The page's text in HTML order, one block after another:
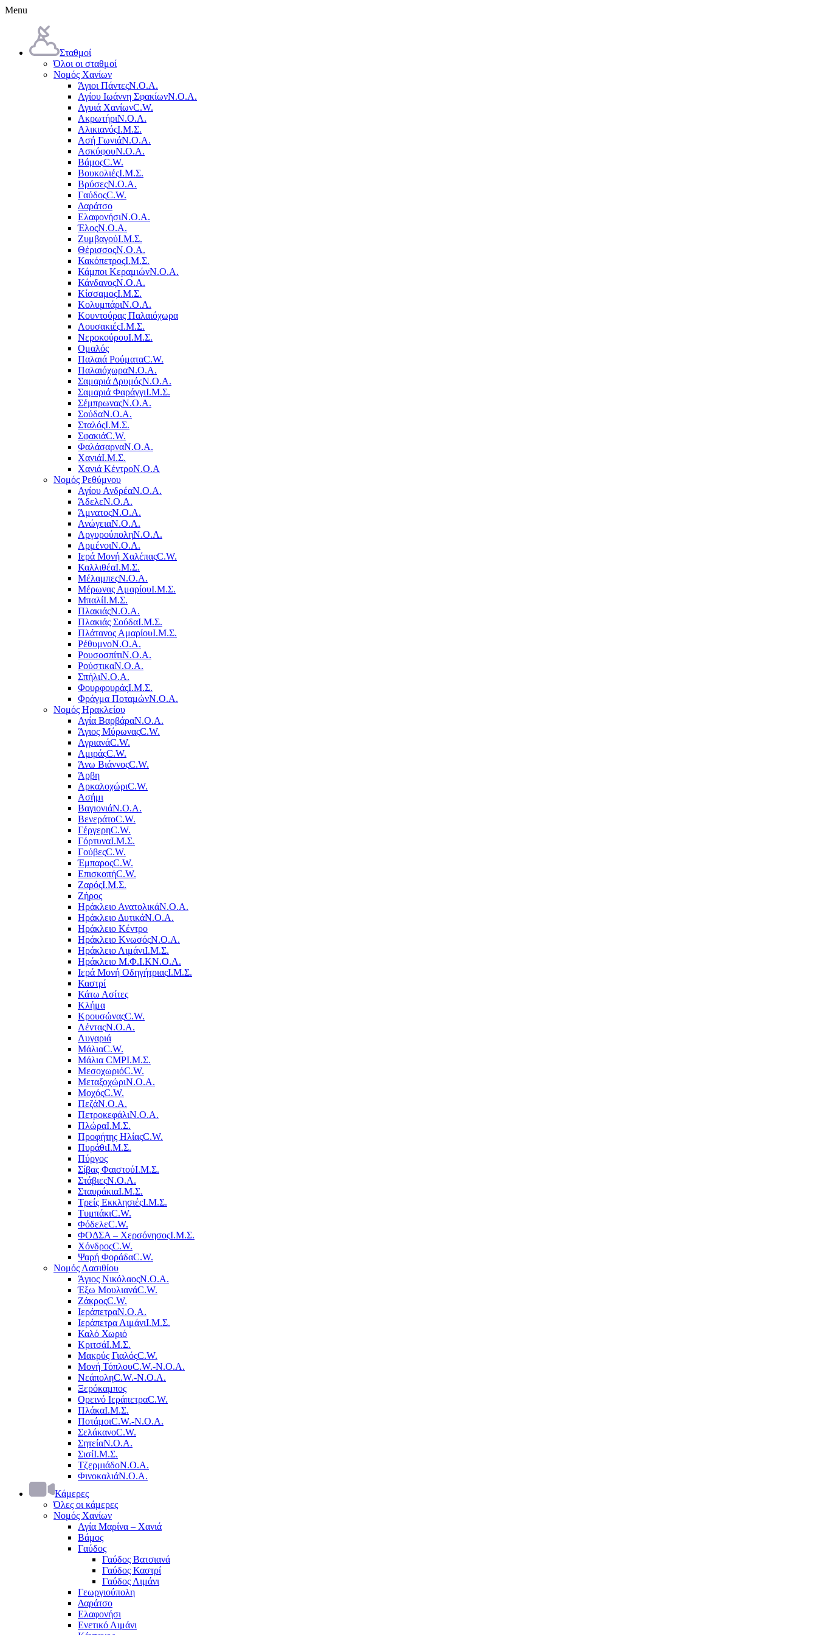
Menu
Σταθμοί
Όλοι οι σταθμοί
Νομός Χανίων
Άγιοι ΠάντεςΝ.Ο.Α.
Αγίου Ιωάννη ΣφακίωνΝ.Ο.Α.
Αγυιά ΧανίωνC.W.
ΑκρωτήριΝ.Ο.Α.
ΑλικιανόςΙ.Μ.Σ.
Ασή ΓωνιάΝ.Ο.Α.
ΑσκύφουΝ.Ο.Α.
ΒάμοςC.W.
ΒουκολιέςΙ.Μ.Σ.
ΒρύσεςΝ.Ο.Α.
ΓαύδοςC.W.
Δαράτσο
ΕλαφονήσιΝ.Ο.Α.
ΈλοςΝ.Ο.Α.
ΖυμβαγούΙ.Μ.Σ.
ΘέρισσοςΝ.Ο.Α.
ΚακόπετροςΙ.Μ.Σ.
Κάμποι ΚεραμιώνΝ.Ο.Α.
ΚάνδανοςΝ.Ο.Α.
ΚίσσαμοςΙ.Μ.Σ.
ΚολυμπάριΝ.Ο.Α.
Κουντούρας Παλαιόχωρα
ΛουσακιέςΙ.Μ.Σ.
ΝεροκούρουΙ.Μ.Σ.
Ομαλός
Παλαιά ΡούματαC.W.
ΠαλαιόχωραΝ.Ο.Α.
Σαμαριά ΔρυμόςΝ.Ο.Α.
Σαμαριά ΦαράγγιΙ.Μ.Σ.
ΣέμπρωναςΝ.Ο.Α.
ΣούδαΝ.Ο.Α.
ΣταλόςΙ.Μ.Σ.
ΣφακιάC.W.
ΦαλάσαρναΝ.Ο.Α.
ΧανιάΙ.Μ.Σ.
Χανιά ΚέντροN.O.A
Νομός Ρεθύμνου
Αγίου ΑνδρέαΝ.Ο.Α.
ΆδελεΝ.Ο.Α.
ΆμνατοςΝ.Ο.Α.
ΑνώγειαΝ.Ο.Α.
ΑργυρούποληΝ.Ο.Α.
ΑρμένοιΝ.Ο.Α.
Ιερά Μονή ΧαλέπαςC.W.
ΚαλλιθέαΙ.Μ.Σ.
ΜέλαμπεςΝ.Ο.Α.
Μέρωνας ΑμαρίουΙ.Μ.Σ.
ΜπαλίΙ.Μ.Σ.
ΠλακιάςΝ.Ο.Α.
Πλακιάς ΣούδαΙ.Μ.Σ.
Πλάτανος ΑμαρίουΙ.Μ.Σ.
ΡέθυμνοΝ.Ο.Α.
ΡουσοσπίτιΝ.Ο.Α.
ΡούστικαΝ.Ο.Α.
ΣπήλιΝ.Ο.Α.
ΦουρφουράςΙ.Μ.Σ.
Φράγμα ΠοταμώνΝ.Ο.Α.
Νομός Ηρακλείου
Αγία ΒαρβάραΝ.Ο.Α.
Άγιος ΜύρωναςC.W.
ΑγριανάC.W.
ΑμιράςC.W.
Άνω ΒιάννοςC.W.
Άρβη
ΑρκαλοχώριC.W.
Ασήμι
ΒαγιονιάΝ.Ο.Α.
ΒενεράτοC.W.
ΓέργερηC.W.
ΓόρτυναΙ.Μ.Σ.
ΓούβεςC.W.
ΈμπαροςC.W.
ΕπισκοπήC.W.
ΖαρόςΙ.Μ.Σ.
Ζήρος
Ηράκλειο ΑνατολικάΝ.Ο.Α.
Ηράκλειο ΔυτικάΝ.Ο.Α.
Ηράκλειο Κέντρο
Ηράκλειο ΚνωσόςΝ.Ο.Α.
Ηράκλειο ΛιμάνιΙ.Μ.Σ.
Ηράκλειο Μ.Φ.Ι.ΚΝ.Ο.Α.
Ιερά Μονή ΟδηγήτριαςΙ.Μ.Σ.
Καστρί
Κάτω Ασίτες
Κλήμα
ΚρουσώναςC.W.
ΛένταςΝ.Ο.Α.
Λυγαριά
ΜάλιαC.W.
Μάλια CMPΙ.Μ.Σ.
ΜεσοχωριόC.W.
ΜεταξοχώριΝ.Ο.Α.
ΜοχόςC.W.
ΠεζάΝ.Ο.Α.
ΠετροκεφάλιΝ.Ο.Α.
ΠλώραΙ.Μ.Σ.
Προφήτης ΗλίαςC.W.
ΠυράθιΙ.Μ.Σ.
Πύργος
Σίβας ΦαιστούΙ.Μ.Σ.
ΣτάβιεςΝ.Ο.Α.
ΣταυράκιαΙ.Μ.Σ.
Τρείς ΕκκλησιέςΙ.Μ.Σ.
ΤυμπάκιC.W.
ΦόδελεC.W.
ΦΟΔΣΑ – ΧερσόνησοςΙ.Μ.Σ.
ΧόνδροςC.W.
Ψαρή ΦοράδαC.W.
Νομός Λασιθίου
Άγιος ΝικόλαοςΝ.Ο.Α.
Έξω ΜουλιανάC.W.
ΖάκροςC.W.
ΙεράπετραΝ.Ο.Α.
Ιεράπετρα ΛιμάνιΙ.Μ.Σ.
Καλό Χωριό
ΚριτσάΙ.Μ.Σ.
Μακρύς ΓιαλόςC.W.
Μονή ΤόπλουC.W.-Ν.Ο.Α.
ΝεάποληC.W.-Ν.Ο.Α.
Ξερόκαμπος
Ορεινό ΙεράπετραC.W.
ΠλάκαΙ.Μ.Σ.
ΠοτάμοιC.W.-Ν.Ο.Α.
ΣελάκανοC.W.
ΣητείαΝ.Ο.Α.
ΣισίΙ.Μ.Σ.
ΤζερμιάδοΝ.Ο.Α.
ΦινοκαλιάΝ.Ο.Α.
Κάμερες
Όλες οι κάμερες
Νομός Χανίων
Αγία Μαρίνα – Χανιά
Βάμος
Γαύδος
Γαύδος Βατσιανά
Γαύδος Καστρί
Γαύδος Λιμάνι
Γεωργιούπολη
Δαράτσο
Ελαφονήσι
Ενετικό Λιμάνι